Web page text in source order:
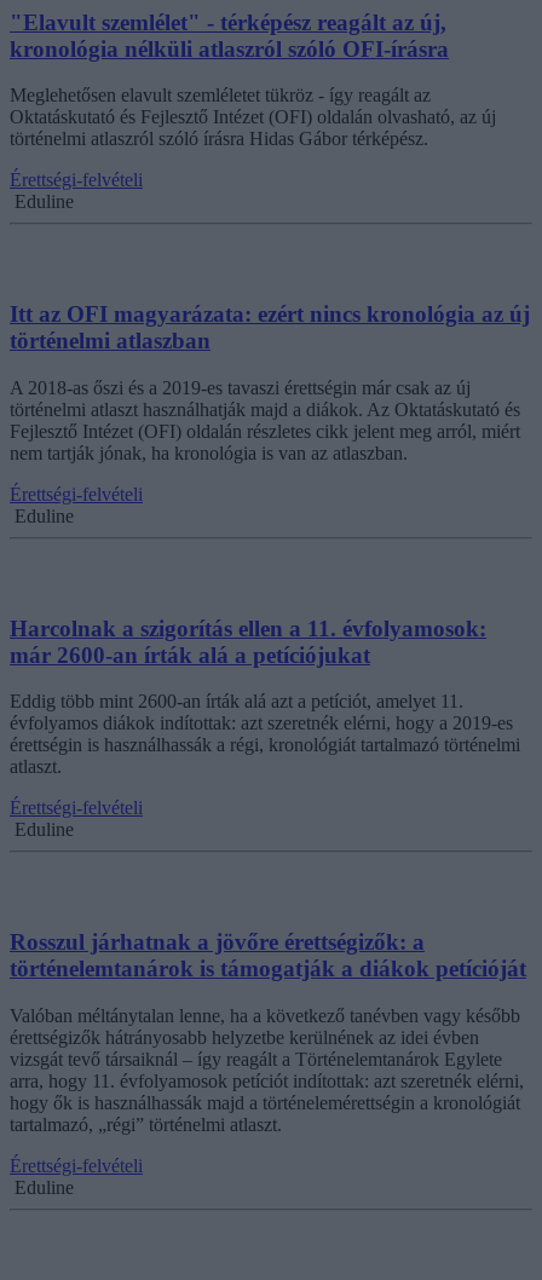
"Elavult szemlélet" - térképész reagált az új,
kronológia nélküli atlaszról szóló OFI-írásra
Meglehetősen elavult szemléletet tükröz - így reagált az
Oktatáskutató és Fejlesztő Intézet (OFI) oldalán olvasható, az új
történelmi atlaszról szóló írásra Hidas Gábor térképész.
Érettségi-felvételi
Eduline
Itt az OFI magyarázata: ezért nincs kronológia az új
történelmi atlaszban
A 2018-as őszi és a 2019-es tavaszi érettségin már csak az új
történelmi atlaszt használhatják majd a diákok. Az Oktatáskutató és
Fejlesztő Intézet (OFI) oldalán részletes cikk jelent meg arról, miért
nem tartják jónak, ha kronológia is van az atlaszban.
Érettségi-felvételi
Eduline
Harcolnak a szigorítás ellen a 11. évfolyamosok:
már 2600-an írták alá a petíciójukat
Eddig több mint 2600-an írták alá azt a petíciót, amelyet 11.
évfolyamos diákok indítottak: azt szeretnék elérni, hogy a 2019-es
érettségin is használhassák a régi, kronológiát tartalmazó történelmi
atlaszt.
Érettségi-felvételi
Eduline
Rosszul járhatnak a jövőre érettségizők: a
történelemtanárok is támogatják a diákok petícióját
Valóban méltánytalan lenne, ha a következő tanévben vagy később
érettségizők hátrányosabb helyzetbe kerülnének az idei évben
vizsgát tevő társaiknál – így reagált a Történelemtanárok Egylete
arra, hogy 11. évfolyamosok petíciót indítottak: azt szeretnék elérni,
hogy ők is használhassák majd a történelemérettségin a kronológiát
tartalmazó, „régi” történelmi atlaszt.
Érettségi-felvételi
Eduline